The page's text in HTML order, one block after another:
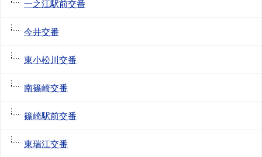
一之江駅前交番
今井交番
東小松川交番
南篠崎交番
篠崎駅前交番
東瑞江交番